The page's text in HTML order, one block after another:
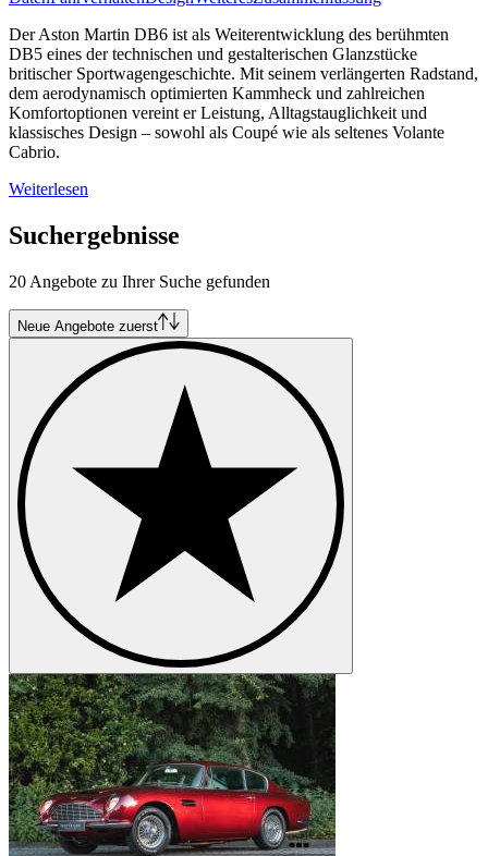
Der Aston Martin DB6 ist als Weiterentwicklung des berühmten
DB5 eines der technischen und gestalterischen Glanzstücke
britischer Sportwagengeschichte. Mit seinem verlängerten Radstand,
dem aerodynamisch optimierten Kammheck und zahlreichen
Komfortoptionen vereint er Leistung, Alltagstauglichkeit und
klassisches Design – sowohl als Coupé wie als seltenes Volante
Cabrio.
Weiterlesen
Suchergebnisse
20 Angebote zu Ihrer Suche gefunden
Neue Angebote zuerst